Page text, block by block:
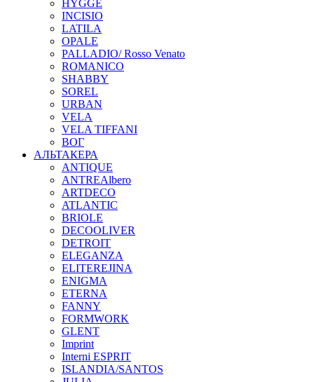
HYGGE
INCISIO
LATILA
OPALE
PALLADIO/ Rosso Venato
ROMANICO
SHABBY
SOREL
URBAN
VELA
VELA TIFFANI
ВОГ
АЛЬТАКЕРА
ANTIQUE
ANTREAlbero
ARTDECO
ATLANTIC
BRIOLE
DECOOLIVER
DETROIT
ELEGANZA
ELITEREJINA
ENIGMA
ETERNA
FANNY
FORMWORK
GLENT
Imprint
Interni ESPRIT
ISLANDIA/SANTOS